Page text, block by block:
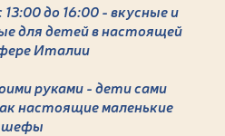
до 16:00 - вкусные и
для детей в настоящей
Италии
руками - дети сами
настоящие маленькие
шефы